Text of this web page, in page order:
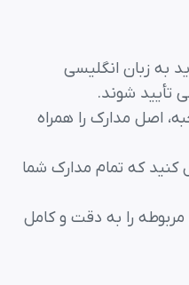
به زبان انگلیسی
تأیید شوند.
اصل مدارک را همراه
کنید که تمام مدارک شما
را به دقت و کامل